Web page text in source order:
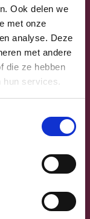
Ook delen we
met onze
analyse. Deze
met andere
die ze hebben
hun services.